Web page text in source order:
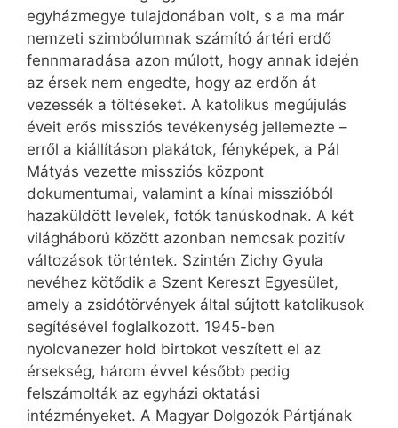
egyházmegye tulajdonában volt, s a ma már
nemzeti szimbólumnak számító ártéri erdő
fennmaradása azon múlott, hogy annak idején
az érsek nem engedte, hogy az erdőn át
vezessék a töltéseket. A katolikus megújulás
éveit erős missziós tevékenység jellemezte –
erről a kiállításon plakátok, fényképek, a Pál
Mátyás vezette missziós központ
dokumentumai, valamint a kínai misszióból
hazaküldött levelek, fotók tanúskodnak. A két
világháború között azonban nemcsak pozitív
változások történtek. Szintén Zichy Gyula
nevéhez kötődik a Szent Kereszt Egyesület,
amely a zsidótörvények által sújtott katolikusok
segítésével foglalkozott. 1945-ben
nyolcvanezer hold birtokot veszített el az
érsekség, három évvel később pedig
felszámolták az egyházi oktatási
intézményeket. A Magyar Dolgozók Pártjának